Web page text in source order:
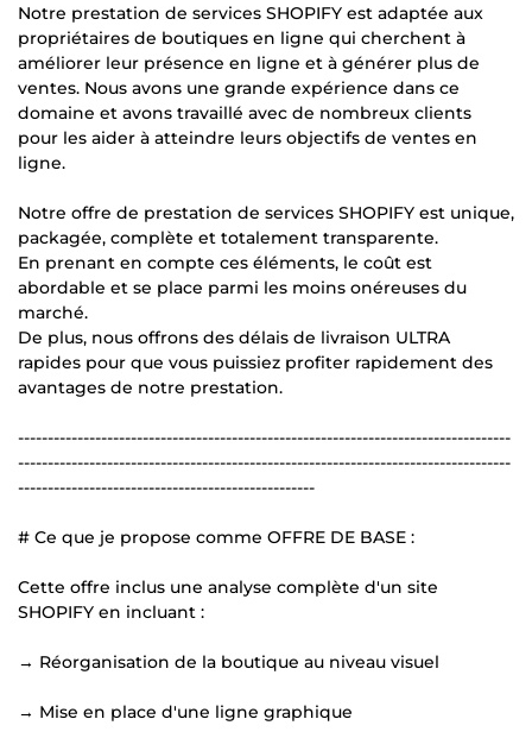
Notre prestation de services SHOPIFY est adaptée aux
propriétaires de boutiques en ligne qui cherchent à
améliorer leur présence en ligne et à générer plus de
ventes. Nous avons une grande expérience dans ce
domaine et avons travaillé avec de nombreux clients
pour les aider à atteindre leurs objectifs de ventes en
ligne.
Notre offre de prestation de services SHOPIFY est unique,
packagée, complète et totalement transparente.
En prenant en compte ces éléments, le coût est
abordable et se place parmi les moins onéreuses du
marché.
De plus, nous offrons des délais de livraison ULTRA
rapides pour que vous puissiez profiter rapidement des
avantages de notre prestation.
-----------------------------------------------------------------------------------
-----------------------------------------------------------------------------------
--------------------------------------------------
# Ce que je propose comme OFFRE DE BASE :
Cette offre inclus une analyse complète d'un site
SHOPIFY en incluant :
→ Réorganisation de la boutique au niveau visuel
→ Mise en place d'une ligne graphique